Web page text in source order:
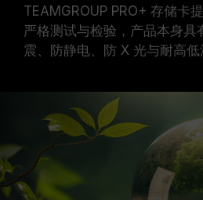
TEAMGROUP PRO+ 存储卡
严格测试与检验，产品本身具
震、防静电、防 X 光与耐高低